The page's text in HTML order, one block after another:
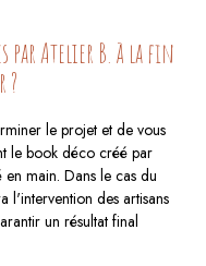
par Atelier B. à la fin
?
le projet et de vous
le book déco créé par
main. Dans le cas du
l'intervention des artisans
un résultat final